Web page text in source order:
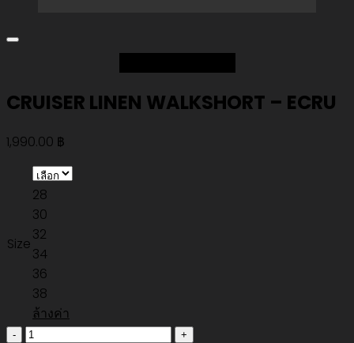
CRUISER LINEN WALKSHORT – ECRU
1,990.00 ฿
Size
28
30
32
34
36
38
ล้างค่า
จำนวน